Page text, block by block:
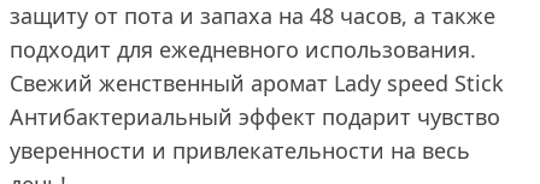
защиту от пота и запаха на 48 часов, а также
подходит для ежедневного использования.
Свежий женственный аромат Lady speed Stick
Антибактериальный эффект подарит чувство
уверенности и привлекательности на весь